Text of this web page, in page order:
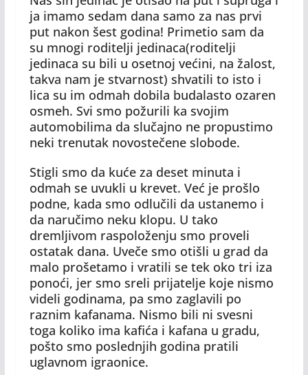
ja imamo sedam dana samo za nas prvi
put nakon šest godina! Primetio sam da
su mnogi roditelji jedinaca(roditelji
jedinaca su bili u osetnoj većini, na žalost,
takva nam je stvarnost) shvatili to isto i
lica su im odmah dobila budalasto ozaren
osmeh. Svi smo požurili ka svojim
automobilima da slučajno ne propustimo
neki trenutak novostečene slobode.
Stigli smo da kuće za deset minuta i
odmah se uvukli u krevet. Već je prošlo
podne, kada smo odlučili da ustanemo i
da naručimo neku klopu. U tako
dremljivom raspoloženju smo proveli
ostatak dana. Uveče smo otišli u grad da
malo prošetamo i vratili se tek oko tri iza
ponoći, jer smo sreli prijatelje koje nismo
videli godinama, pa smo zaglavili po
raznim kafanama. Nismo bili ni svesni
toga koliko ima kafića i kafana u gradu,
pošto smo poslednjih godina pratili
uglavnom igraonice.